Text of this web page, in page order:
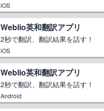
iOS
Weblio英和翻訳アプリ
2秒で翻訳、翻訳結果を話す！
iOS
Weblio英和翻訳アプリ
2秒で翻訳、翻訳結果を話す！
Android